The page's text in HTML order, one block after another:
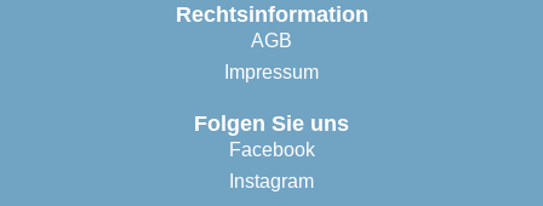
Rechtsinformation
AGB
Impressum
Folgen Sie uns
Facebook
Instagram